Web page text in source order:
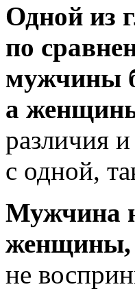
Одной из
по
мужчины
а
различия
с одной,
Мужчина
женщины,
не